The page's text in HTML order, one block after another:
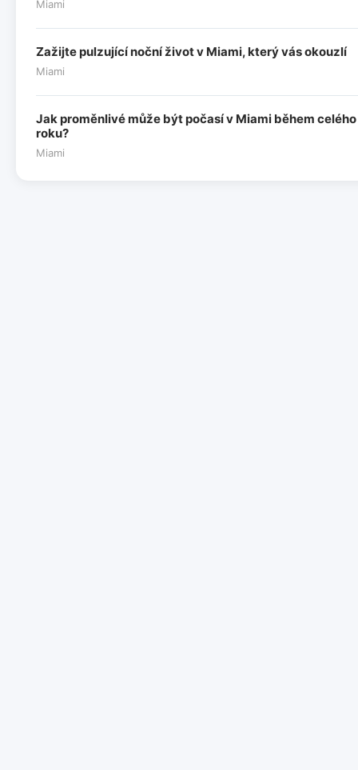
Miami
Zažijte pulzující noční život v Miami, který vás okouzlí
Miami
Jak proměnlivé může být počasí v Miami během celého
roku?
Miami